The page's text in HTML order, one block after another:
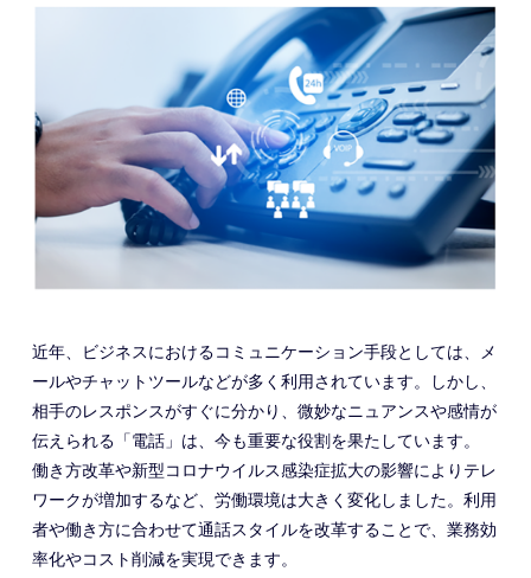
近年、ビジネスにおけるコミュニケーション手段としては、メ
ールやチャットツールなどが多く利用されています。しかし、
相手のレスポンスがすぐに分かり、微妙なニュアンスや感情が
伝えられる「電話」は、今も重要な役割を果たしています。
働き方改革や新型コロナウイルス感染症拡大の影響によりテレ
ワークが増加するなど、労働環境は大きく変化しました。利用
者や働き方に合わせて通話スタイルを改革することで、業務効
率化やコスト削減を実現できます。